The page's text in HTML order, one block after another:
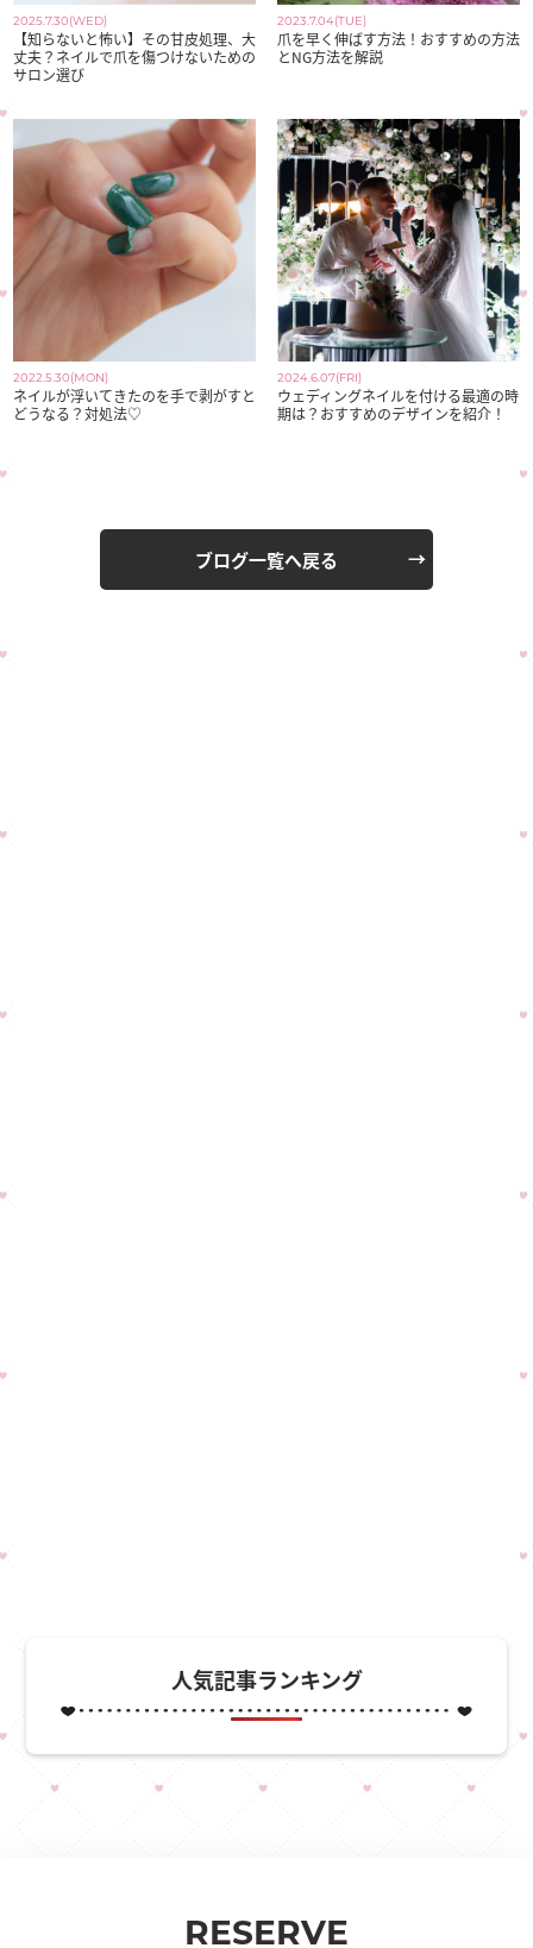
2025.7.30(WED)
【知らないと怖い】その甘皮処理、大
丈夫？ネイルで爪を傷つけないための
サロン選び
2023.7.04(TUE)
爪を早く伸ばす方法！おすすめの方法
とNG方法を解説
2022.5.30(MON)
ネイルが浮いてきたのを手で剥がすと
どうなる？対処法♡
2024.6.07(FRI)
ウェディングネイルを付ける最適の時
期は？おすすめのデザインを紹介！
ブログ一覧へ戻る
人気記事ランキング
RESERVE